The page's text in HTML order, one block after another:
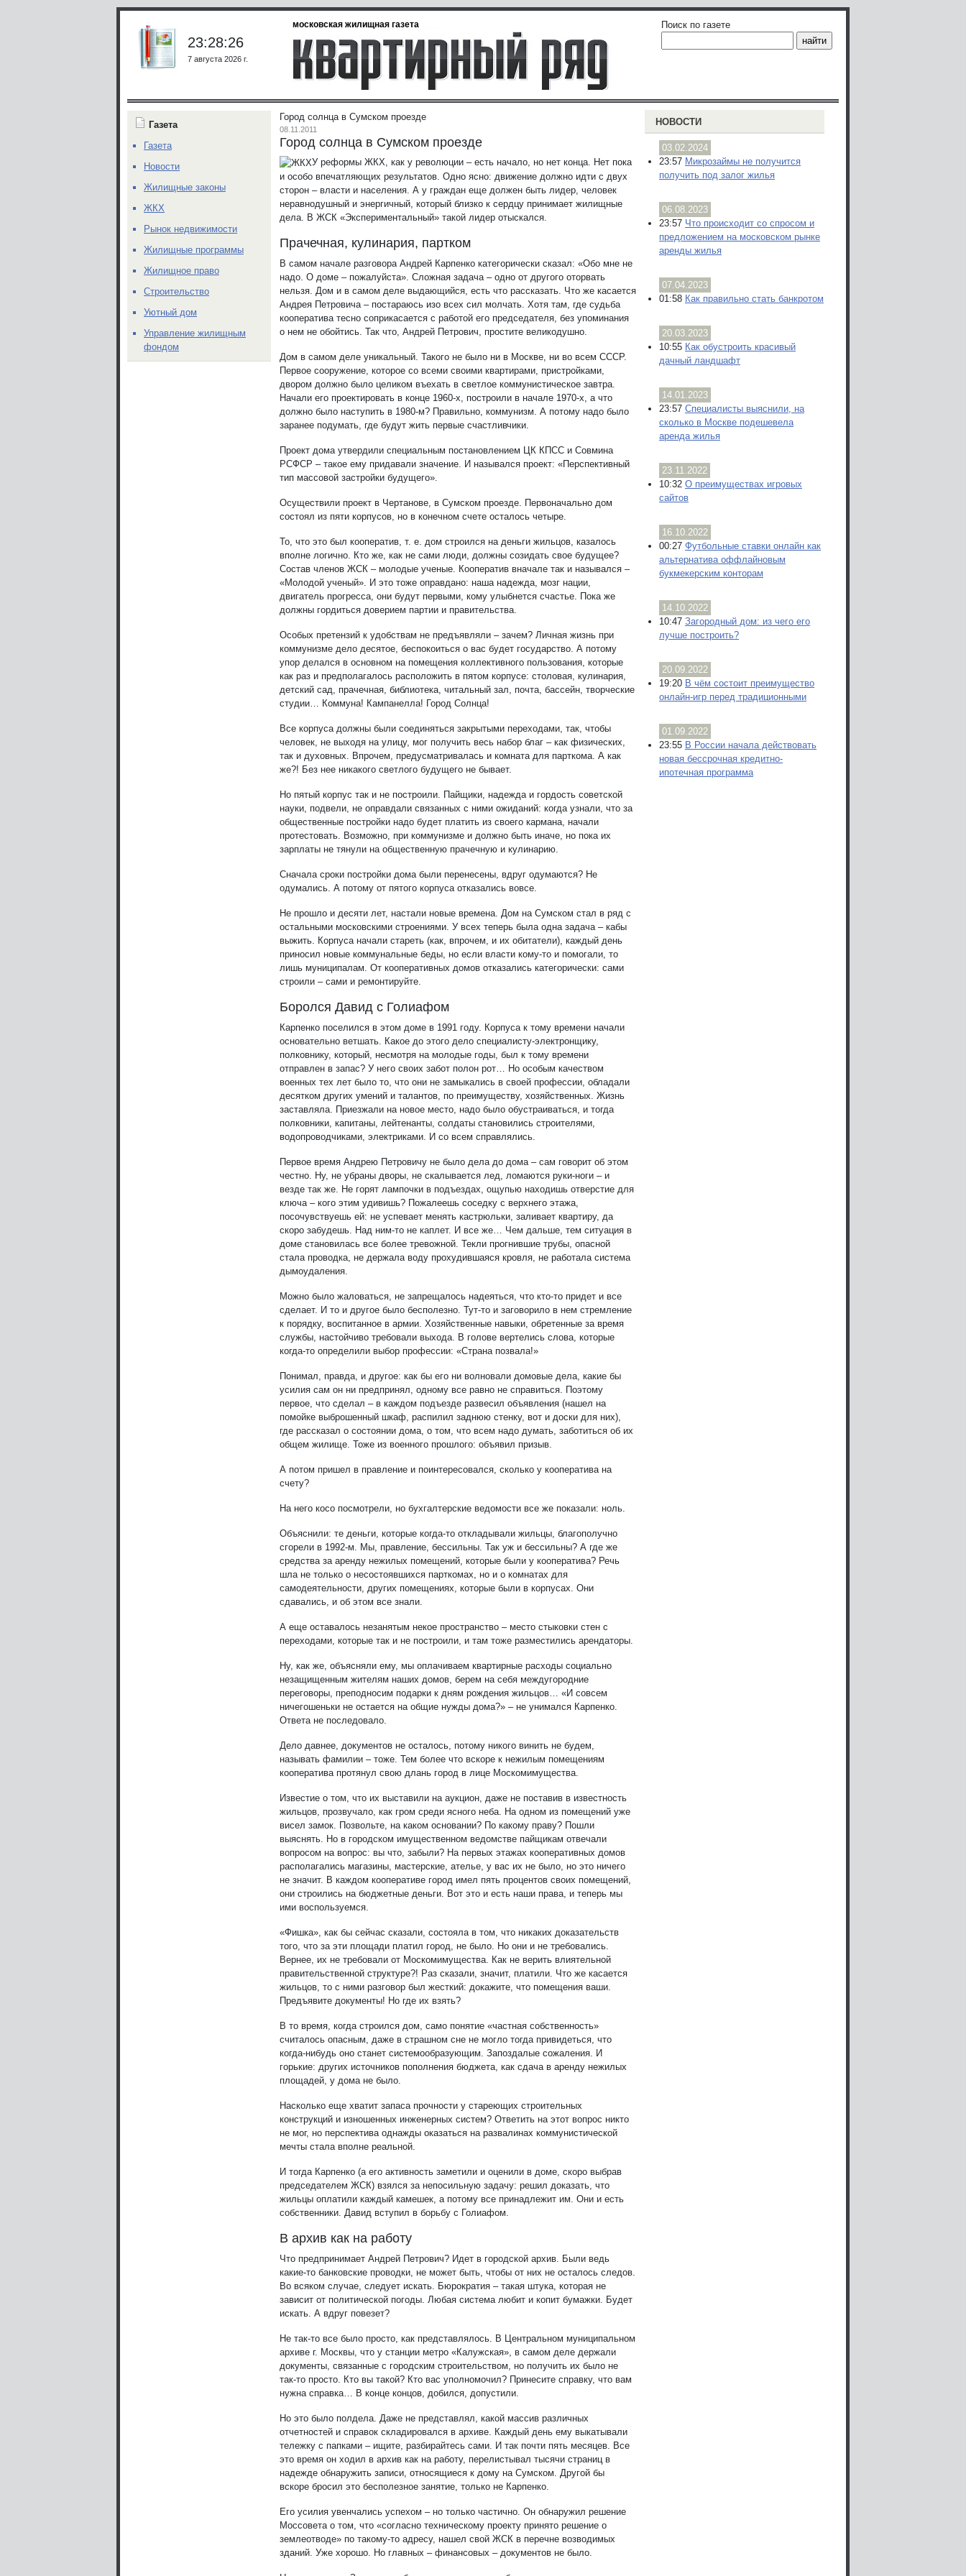
московская жилищная газета
23:28:26
7 августа 2026 г.
Поиск по газете
Город солнца в Сумском проезде
08.11.2011
Город солнца в Сумском проезде
У реформы ЖКХ, как у революции – есть начало, но нет конца. Нет пока
и особо впечатляющих результатов. Одно ясно: движение должно идти с двух
сторон – власти и населения. А у граждан еще должен быть лидер, человек
неравнодушный и энергичный, который близко к сердцу принимает жилищные
дела. В ЖСК «Экспериментальный» такой лидер отыскался.
Прачечная, кулинария, партком
В самом начале разговора Андрей Карпенко категорически сказал: «Обо мне не
надо. О доме – пожалуйста». Сложная задача – одно от другого оторвать
нельзя. Дом и в самом деле выдающийся, есть что рассказать. Что же касается
Андрея Петровича – постараюсь изо всех сил молчать. Хотя там, где судьба
кооператива тесно соприкасается с работой его председателя, без упоминания
о нем не обойтись. Так что, Андрей Петрович, простите великодушно.
Дом в самом деле уникальный. Такого не было ни в Москве, ни во всем СССР.
Первое сооружение, которое со всеми своими квартирами, пристройками,
двором должно было целиком въехать в светлое коммунистическое завтра.
Начали его проектировать в конце 1960-х, построили в начале 1970-х, а что
должно было наступить в 1980-м? Правильно, коммунизм. А потому надо было
заранее подумать, где будут жить первые счастливчики.
Проект дома утвердили специальным постановлением ЦК КПСС и Совмина
РСФСР – такое ему придавали значение. И назывался проект: «Перспективный
тип массовой застройки будущего».
Осуществили проект в Чертанове, в Сумском проезде. Первоначально дом
состоял из пяти корпусов, но в конечном счете осталось четыре.
То, что это был кооператив, т. е. дом строился на деньги жильцов, казалось
вполне логично. Кто же, как не сами люди, должны созидать свое будущее?
Состав членов ЖСК – молодые ученые. Кооператив вначале так и назывался –
«Молодой ученый». И это тоже оправдано: наша надежда, мозг нации,
двигатель прогресса, они будут первыми, кому улыбнется счастье. Пока же
должны гордиться доверием партии и правительства.
Особых претензий к удобствам не предъявляли – зачем? Личная жизнь при
коммунизме дело десятое, беспокоиться о вас будет государство. А потому
упор делался в основном на помещения коллективного пользования, которые
как раз и предполагалось расположить в пятом корпусе: столовая, кулинария,
детский сад, прачечная, библиотека, читальный зал, почта, бассейн, творческие
студии… Коммуна! Кампанелла! Город Солнца!
Все корпуса должны были соединяться закрытыми переходами, так, чтобы
человек, не выходя на улицу, мог получить весь набор благ – как физических,
так и духовных. Впрочем, предусматривалась и комната для парткома. А как
же?! Без нее никакого светлого будущего не бывает.
Но пятый корпус так и не построили. Пайщики, надежда и гордость советской
науки, подвели, не оправдали связанных с ними ожиданий: когда узнали, что за
общественные постройки надо будет платить из своего кармана, начали
протестовать. Возможно, при коммунизме и должно быть иначе, но пока их
зарплаты не тянули на общественную прачечную и кулинарию.
Сначала сроки постройки дома были перенесены, вдруг одумаются? Не
одумались. А потому от пятого корпуса отказались вовсе.
Не прошло и десяти лет, настали новые времена. Дом на Сумском стал в ряд с
остальными московскими строениями. У всех теперь была одна задача – кабы
выжить. Корпуса начали стареть (как, впрочем, и их обитатели), каждый день
приносил новые коммунальные беды, но если власти кому-то и помогали, то
лишь муниципалам. От кооперативных домов отказались категорически: сами
строили – сами и ремонтируйте.
Боролся Давид с Голиафом
Карпенко поселился в этом доме в 1991 году. Корпуса к тому времени начали
основательно ветшать. Какое до этого дело специалисту-электронщику,
полковнику, который, несмотря на молодые годы, был к тому времени
отправлен в запас? У него своих забот полон рот… Но особым качеством
военных тех лет было то, что они не замыкались в своей профессии, обладали
десятком других умений и талантов, по преимуществу, хозяйственных. Жизнь
заставляла. Приезжали на новое место, надо было обустраиваться, и тогда
полковники, капитаны, лейтенанты, солдаты становились строителями,
водопроводчиками, электриками. И со всем справлялись.
Первое время Андрею Петровичу не было дела до дома – сам говорит об этом
честно. Ну, не убраны дворы, не скалывается лед, ломаются руки-ноги – и
везде так же. Не горят лампочки в подъездах, ощупью находишь отверстие для
ключа – кого этим удивишь? Пожалеешь соседку с верхнего этажа,
посочувствуешь ей: не успевает менять кастрюльки, заливает квартиру, да
скоро забудешь. Над ним-то не каплет. И все же… Чем дальше, тем ситуация в
доме становилась все более тревожной. Текли прогнившие трубы, опасной
стала проводка, не держала воду прохудившаяся кровля, не работала система
дымоудаления.
Можно было жаловаться, не запрещалось надеяться, что кто-то придет и все
сделает. И то и другое было бесполезно. Тут-то и заговорило в нем стремление
к порядку, воспитанное в армии. Хозяйственные навыки, обретенные за время
службы, настойчиво требовали выхода. В голове вертелись слова, которые
когда-то определили выбор профессии: «Страна позвала!»
Понимал, правда, и другое: как бы его ни волновали домовые дела, какие бы
усилия сам он ни предпринял, одному все равно не справиться. Поэтому
первое, что сделал – в каждом подъезде развесил объявления (нашел на
помойке выброшенный шкаф, распилил заднюю стенку, вот и доски для них),
где рассказал о состоянии дома, о том, что всем надо думать, заботиться об их
общем жилище. Тоже из военного прошлого: объявил призыв.
А потом пришел в правление и поинтересовался, сколько у кооператива на
счету?
На него косо посмотрели, но бухгалтерские ведомости все же показали: ноль.
Объяснили: те деньги, которые когда-то откладывали жильцы, благополучно
сгорели в 1992-м. Мы, правление, бессильны. Так уж и бессильны? А где же
средства за аренду нежилых помещений, которые были у кооператива? Речь
шла не только о несостоявшихся парткомах, но и о комнатах для
самодеятельности, других помещениях, которые были в корпусах. Они
сдавались, и об этом все знали.
А еще оставалось незанятым некое пространство – место стыковки стен с
переходами, которые так и не построили, и там тоже разместились арендаторы.
Ну, как же, объясняли ему, мы оплачиваем квартирные расходы социально
незащищенным жителям наших домов, берем на себя междугородние
переговоры, преподносим подарки к дням рождения жильцов… «И совсем
ничегошеньки не остается на общие нужды дома?» – не унимался Карпенко.
Ответа не последовало.
Дело давнее, документов не осталось, потому никого винить не будем,
называть фамилии – тоже. Тем более что вскоре к нежилым помещениям
кооператива протянул свою длань город в лице Москомимущества.
Известие о том, что их выставили на аукцион, даже не поставив в известность
жильцов, прозвучало, как гром среди ясного неба. На одном из помещений уже
висел замок. Позвольте, на каком основании? По какому праву? Пошли
выяснять. Но в городском имущественном ведомстве пайщикам отвечали
вопросом на вопрос: вы что, забыли? На первых этажах кооперативных домов
располагались магазины, мастерские, ателье, у вас их не было, но это ничего
не значит. В каждом кооперативе город имел пять процентов своих помещений,
они строились на бюджетные деньги. Вот это и есть наши права, и теперь мы
ими воспользуемся.
«Фишка», как бы сейчас сказали, состояла в том, что никаких доказательств
того, что за эти площади платил город, не было. Но они и не требовались.
Вернее, их не требовали от Москомимущества. Как не верить влиятельной
правительственной структуре?! Раз сказали, значит, платили. Что же касается
жильцов, то с ними разговор был жесткий: докажите, что помещения ваши.
Предъявите документы! Но где их взять?
В то время, когда строился дом, само понятие «частная собственность»
считалось опасным, даже в страшном сне не могло тогда привидеться, что
когда-нибудь оно станет системообразующим. Запоздалые сожаления. И
горькие: других источников пополнения бюджета, как сдача в аренду нежилых
площадей, у дома не было.
Насколько еще хватит запаса прочности у стареющих строительных
конструкций и изношенных инженерных систем? Ответить на этот вопрос никто
не мог, но перспектива однажды оказаться на развалинах коммунистической
мечты стала вполне реальной.
И тогда Карпенко (а его активность заметили и оценили в доме, скоро выбрав
председателем ЖСК) взялся за непосильную задачу: решил доказать, что
жильцы оплатили каждый камешек, а потому все принадлежит им. Они и есть
собственники. Давид вступил в борьбу с Голиафом.
В архив как на работу
Что предпринимает Андрей Петрович? Идет в городской архив. Были ведь
какие-то банковские проводки, не может быть, чтобы от них не осталось следов.
Во всяком случае, следует искать. Бюрократия – такая штука, которая не
зависит от политической погоды. Любая система любит и копит бумажки. Будет
искать. А вдруг повезет?
Не так-то все было просто, как представлялось. В Центральном муниципальном
архиве г. Москвы, что у станции метро «Калужская», в самом деле держали
документы, связанные с городским строительством, но получить их было не
так-то просто. Кто вы такой? Кто вас уполномочил? Принесите справку, что вам
нужна справка… В конце концов, добился, допустили.
Но это было полдела. Даже не представлял, какой массив различных
отчетностей и справок складировался в архиве. Каждый день ему выкатывали
тележку с папками – ищите, разбирайтесь сами. И так почти пять месяцев. Все
это время он ходил в архив как на работу, перелистывал тысячи страниц в
надежде обнаружить записи, относящиеся к дому на Сумском. Другой бы
вскоре бросил это бесполезное занятие, только не Карпенко.
Его усилия увенчались успехом – но только частично. Он обнаружил решение
Моссовета о том, что «согласно техническому проекту принято решение о
землеотводе» по такому-то адресу, нашел свой ЖСК в перечне возводимых
зданий. Уже хорошо. Но главных – финансовых – документов не было.
НОВОСТИ
03.02.2024
23:57 Микрозаймы не получится
получить под залог жилья
06.08.2023
23:57 Что происходит со спросом и
предложением на московском рынке
аренды жилья
07.04.2023
01:58 Как правильно стать банкротом
20.03.2023
10:55 Как обустроить красивый
дачный ландшафт
14.01.2023
23:57 Специалисты выяснили, на
сколько в Москве подешевела
аренда жилья
23.11.2022
10:32 О преимуществах игровых
сайтов
16.10.2022
00:27 Футбольные ставки онлайн как
альтернатива оффлайновым
букмекерским конторам
14.10.2022
10:47 Загородный дом: из чего его
лучше построить?
20.09.2022
19:20 В чём состоит преимущество
онлайн-игр перед традиционными
01.09.2022
23:55 В России начала действовать
новая бессрочная кредитно-
ипотечная программа
Газета
Газета
Новости
Жилищные законы
ЖКХ
Рынок недвижимости
Жилищные программы
Жилищное право
Строительство
Уютный дом
Управление жилищным
фондом